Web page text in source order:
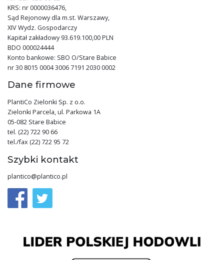
KRS: nr 0000036476,
Sąd Rejonowy dla m.st. Warszawy,
XIV Wydz. Gospodarczy
Kapitał zakładowy 93.619.100,00 PLN
BDO 000024444
Konto bankowe: SBO O/Stare Babice
nr 30 8015 0004 3006 7191 2030 0002
Dane firmowe
PlantiCo Zielonki Sp. z o.o.
Zielonki Parcela, ul. Parkowa 1A
05-082 Stare Babice
tel. (22) 722 90 66
tel./fax (22) 722 95 72
Szybki kontakt
plantico@plantico.pl